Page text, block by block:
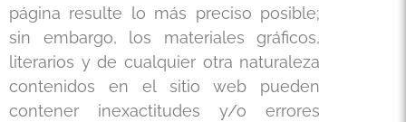
página resulte lo más preciso posible;
sin embargo, los materiales gráficos,
literarios y de cualquier otra naturaleza
contenidos en el sitio web pueden
contener inexactitudes y/o errores